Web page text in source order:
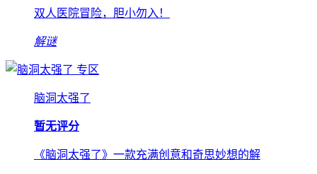
双人医院冒险，胆小勿入！
解谜
专区
脑洞太强了
暂无评分
《脑洞太强了》一款充满创意和奇思妙想的解